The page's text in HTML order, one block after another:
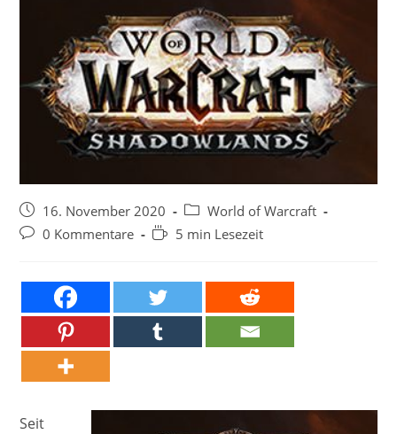
Beitrag
veröffentlicht:
16. November 2020
Beitrags-
Kategorie:
World of Warcraft
Beitrags-
0 Kommentare Lesedauer:
5 min Lesezeit
Seit